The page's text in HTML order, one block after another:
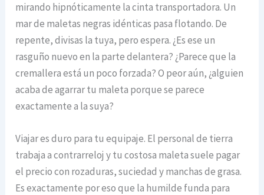
mirando hipnóticamente la cinta transportadora. Un
mar de maletas negras idénticas pasa flotando. De
repente, divisas la tuya, pero espera. ¿Es ese un
rasguño nuevo en la parte delantera? ¿Parece que la
cremallera está un poco forzada? O peor aún, ¿alguien
acaba de agarrar tu maleta porque se parece
exactamente a la suya?
Viajar es duro para tu equipaje. El personal de tierra
trabaja a contrarreloj y tu costosa maleta suele pagar
el precio con rozaduras, suciedad y manchas de grasa.
Es exactamente por eso que la humilde funda para